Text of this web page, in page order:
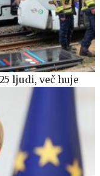
ljudi, več huje